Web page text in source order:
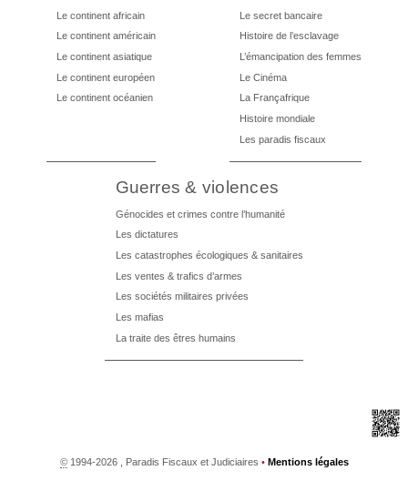
Le continent africain
Le continent américain
Le continent asiatique
Le continent européen
Le continent océanien
Le secret bancaire
Histoire de l’esclavage
L’émancipation des femmes
Le Cinéma
La Françafrique
Histoire mondiale
Les paradis fiscaux
Guerres & violences
Génocides et crimes contre l’humanité
Les dictatures
Les catastrophes écologiques & sanitaires
Les ventes & trafics d’armes
Les sociétés militaires privées
Les mafias
La traite des êtres humains
©1994-2026 , Paradis Fiscaux et Judiciaires • Mentions légales